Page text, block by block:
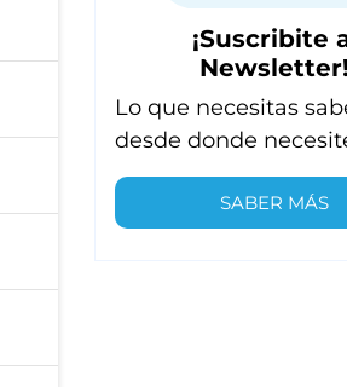
¡Suscribite
Newsletter!
Lo que necesitas
desde donde
SABER MÁS